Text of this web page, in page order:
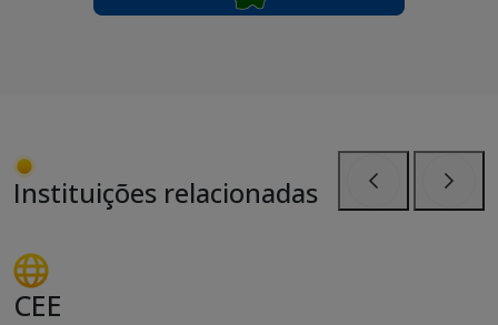
Instituições relacionadas
CEE